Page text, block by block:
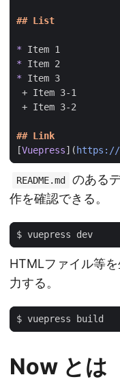
*
*
*
[Vuepress]( https://
README.md
のある
作を確認できる。
HTMLファイル等
力する。
Now とは